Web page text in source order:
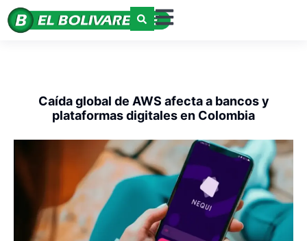
Caída global de AWS afecta a bancos y
plataformas digitales en Colombia